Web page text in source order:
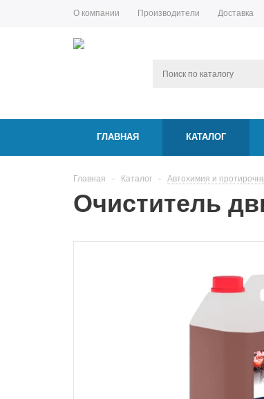
О компании Производители Доставка
ГЛАВНАЯ КАТАЛОГ
Главная - Каталог - Автохимия и
Очиститель